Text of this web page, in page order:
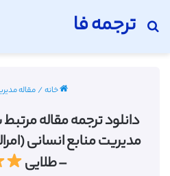
ترجمه فا
جستجو برای
خانه/مقاله
دانلود ترجمه مقاله
– طلایی